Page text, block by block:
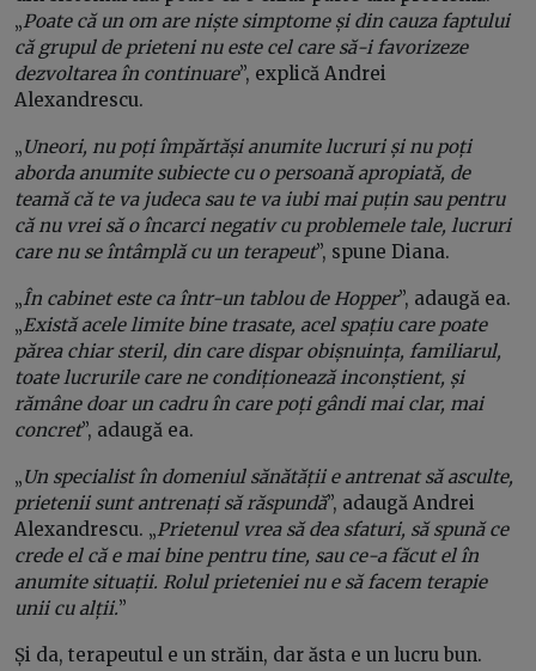
„Poate că un om are niște simptome și din cauza faptului
că grupul de prieteni nu este cel care să-i favorizeze
dezvoltarea în continuare”, explică Andrei
Alexandrescu.
„Uneori, nu poți împărtăși anumite lucruri și nu poți
aborda anumite subiecte cu o persoană apropiată, de
teamă că te va judeca sau te va iubi mai puțin sau pentru
că nu vrei să o încarci negativ cu problemele tale, lucruri
care nu se întâmplă cu un terapeut”, spune Diana.
„În cabinet este ca într-un tablou de Hopper”, adaugă ea.
„Există acele limite bine trasate, acel spațiu care poate
părea chiar steril, din care dispar obișnuința, familiarul,
toate lucrurile care ne condiționează inconștient, și
rămâne doar un cadru în care poți gândi mai clar, mai
concret”, adaugă ea.
„Un specialist în domeniul sănătății e antrenat să asculte,
prietenii sunt antrenați să răspundă”, adaugă Andrei
Alexandrescu. „Prietenul vrea să dea sfaturi, să spună ce
crede el că e mai bine pentru tine, sau ce-a făcut el în
anumite situații. Rolul prieteniei nu e să facem terapie
unii cu alții.”
Și da, terapeutul e un străin, dar ăsta e un lucru bun.